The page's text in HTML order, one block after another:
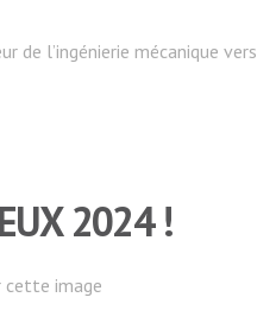
de l’ingénierie mécanique vers
2024 !